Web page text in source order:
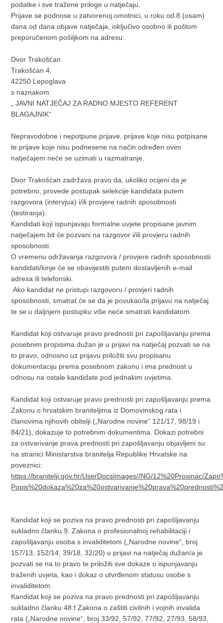
podatke i sve tražene priloge u natječaju.
Prijave se podnose u zatvorenoj omotnici, u roku od 8 (osam)
dana od dana objave natječaja, isključivo osobno ili poštom
preporučenom pošiljkom na adresu:
Dvor Trakošćan
Trakošćan 4,
42250 Lepoglava
s naznakom:
„ JAVNI NATJEČAJ ZA RADNO MJESTO REFERENT
BLAGAJNIK“
Nepravodobne i nepotpune prijave, prijave koje nisu potpisane
te prijave koje nisu podnesene na način određen ovim
natječajem neće se uzimati u razmatranje.
Dvor Trakošćan zadržava pravo da, ukoliko ocijeni da je
potrebno, provede postupak selekcije kandidata putem
razgovora (intervjua) i/ili provjere radnih sposobnosti
(testiranja).
Kandidati koji ispunjavaju formalne uvjete propisane javnim
natječajem bit će pozvani na razgovor i/ili provjeru radnih
sposobnosti.
O vremenu održavanja razgovora / provjere radnih sposobnosti
kandidati/kinje će se obavijestiti putem dostavljenih e-mail
adresa ili telefonski.
Ako kandidat ne pristupi razgovoru / provjeri radnih
sposobnosti, smatrat će se da je povukao/la prijavu na natječaj
te se u daljnjem postupku više neće smatrati kandidatom.
Kandidat koji ostvaruje pravo prednosti pri zapošljavanju prema
posebnim propisima dužan je u prijavi na natječaj pozvati se na
to pravo, odnosno uz prijavu priložiti svu propisanu
dokumentaciju prema posebnom zakonu i ima prednost u
odnosu na ostale kandidate pod jednakim uvjetima.
Kandidat koji ostvaruje pravo prednosti pri zapošljavanju prema
Zakonu o hrvatskim braniteljima iz Domovinskog rata i
članovima njihovih obitelji („Narodne novine“ 121/17, 98/19 i
84/21), dokazuje to potrebnim dokumentima. Dokazi potrebni
za ostvarivanje prava prednosti pri zapošljavanju objavljeni su
na stranici Ministarstva branitelja Republike Hrvatske na
poveznici:
https://branitelji.gov.hr/UserDocsImages//NG/12%20Prosinac/
Kandidat koji se poziva na pravo prednosti pri zapošljavanju
sukladno članku 9. Zakona o profesionalnoj rehabilitaciji i
zapošljavanju osoba s invaliditetom („Narodne novine“, broj
157/13, 152/14, 39/18, 32/20) u prijavi na natječaj dužan/a je
pozvati se na to pravo te priložiti sve dokaze o ispunjavanju
traženih uvjeta, kao i dokaz o utvrđenom statusu osobe s
invaliditetom.
Kandidat koji se poziva na pravo prednosti pri zapošljavanju
sukladno članku 48.f Zakona o zaštiti civilnih i vojnih invalida
rata („Narodne novine“, broj 33/92, 57/92, 77/92, 27/93, 58/93,